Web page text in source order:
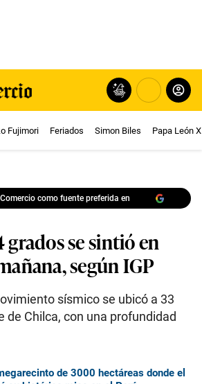
Fujimori Feriados Simon Biles Papa León
como fuente preferida en
grados se sintió en
según IGP
sísmico se ubicó a 33
de Chilca, con una profundidad
de 3000 hectáreas donde el